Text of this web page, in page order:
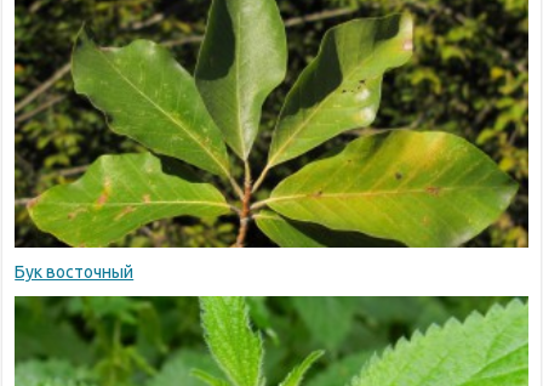
Бук восточный